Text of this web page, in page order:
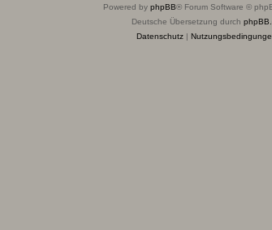
Powered by phpBB® Forum Software ©
Deutsche Übersetzung durch
Datenschutz|